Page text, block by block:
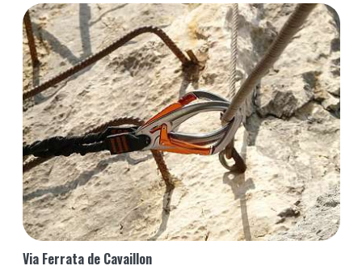
Via Ferrata de Cavaillon